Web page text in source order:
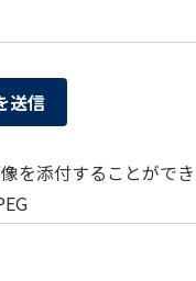
を添付することがで